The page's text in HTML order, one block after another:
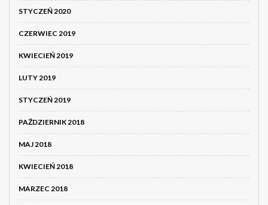
STYCZEŃ 2020
CZERWIEC 2019
KWIECIEŃ 2019
LUTY 2019
STYCZEŃ 2019
PAŹDZIERNIK 2018
MAJ 2018
KWIECIEŃ 2018
MARZEC 2018